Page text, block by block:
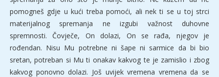
pomogneš gdje u kući treba pomoći, ali nek ti se u toj strci
materijalnog spremanja ne izgubi važnost duhovne
spremnosti. Čovječe, On dolazi, On se rađa, njegov je
rođendan. Nisu Mu potrebne ni šape ni sarmice da bi bio
sretan, potreban si Mu ti onakav kakvog te je zamislio i zbog
kakvog ponovno dolazi. Još uvijek vremena vremena da se